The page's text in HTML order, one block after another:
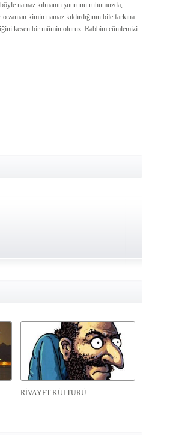
namaz kılmanın şuurunu ruhumuzda,
kimin namaz kıldırdığının bile farkına
kesen bir mümin oluruz. Rabbim cümlemizi
RİVAYET KÜLTÜRÜ